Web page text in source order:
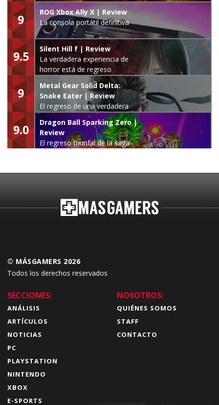
9
ROG Xbox Ally X | Review
La consola portátil definitiva
9.5
Silent Hill f | Review
La verdadera experiencia de
horror está de regreso
9
Metal Gear Solid Delta:
Snake Eater | Review
El regreso de una verdadera
leyenda
9.0
Dragon Ball Sparking Zero |
Review
El regreso triunfal de la saga
© MÁSGAMERS 2026
Todos los derechos reservados
SECCIONES:
ANÁLISIS
ARTÍCULOS
NOTICIAS
PC
PLAYSTATION
NINTENDO
XBOX
E-SPORTS
NOSOTROS:
QUIÉNES SOMOS
STAFF
CONTACTO